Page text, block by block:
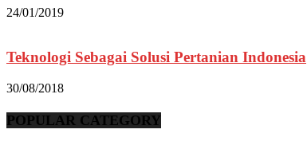
24/01/2019
Teknologi Sebagai Solusi Pertanian Indonesia
30/08/2018
POPULAR CATEGORY